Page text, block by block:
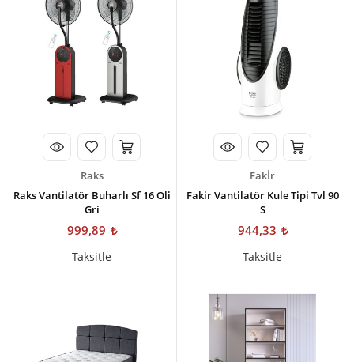
Raks
Raks Vantilatör Buharlı Sf 16 Oli
Gri
999,89
Taksitle
Fakİr
Fakir Vantilatör Kule Tipi Tvl 90
S
944,33
Taksitle